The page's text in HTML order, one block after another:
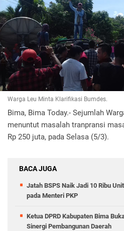
Warga Leu Minta Klarifikasi Bumdes.
Bima, Bima Today.- Sejumlah
menuntut masalah tranpransi
Rp 250 juta, pada Selasa (5/3).
BACA JUGA
Jatah BSPS Naik Jadi 10 Ribu
pada Menteri PKP
Ketua DPRD Kabupaten Bima
Sinergi Pembangunan Daerah